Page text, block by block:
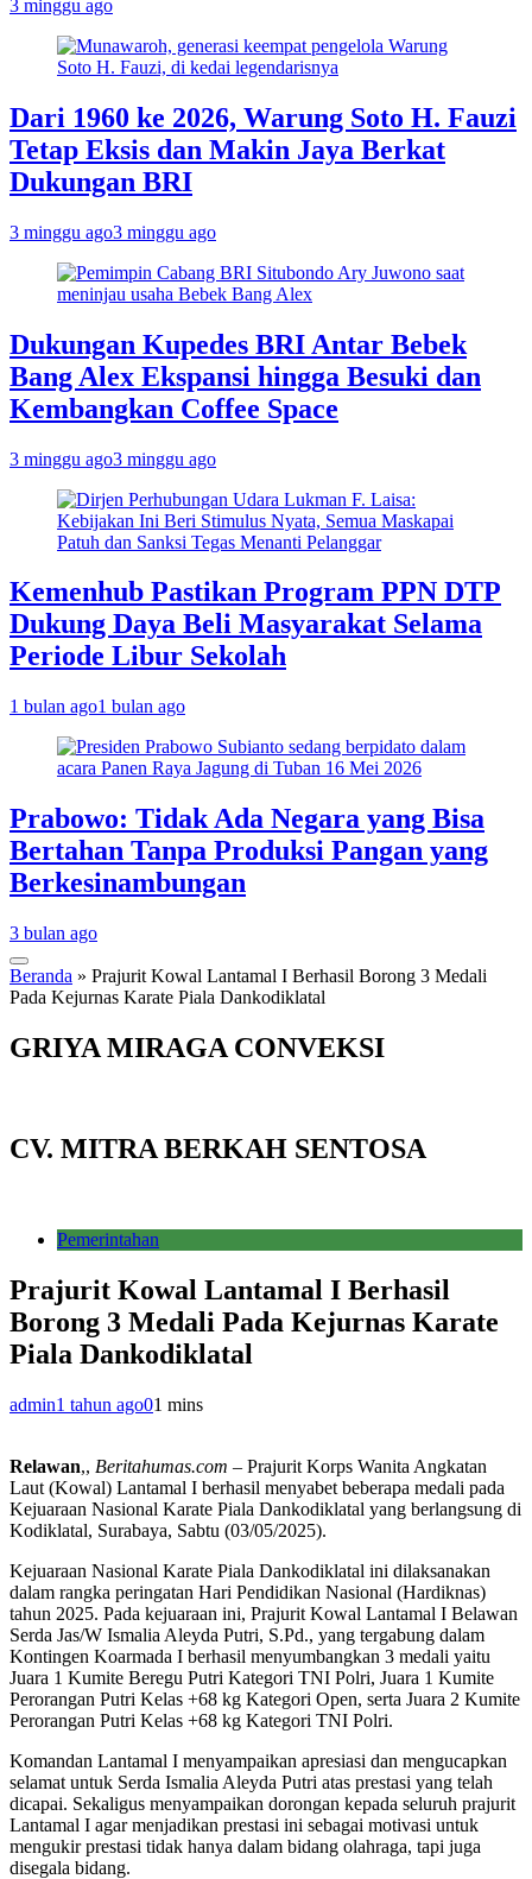
3 minggu ago
Dari 1960 ke 2026, Warung Soto H. Fauzi
Tetap Eksis dan Makin Jaya Berkat
Dukungan BRI
3 minggu ago3 minggu ago
Dukungan Kupedes BRI Antar Bebek
Bang Alex Ekspansi hingga Besuki dan
Kembangkan Coffee Space
3 minggu ago3 minggu ago
Kemenhub Pastikan Program PPN DTP
Dukung Daya Beli Masyarakat Selama
Periode Libur Sekolah
1 bulan ago1 bulan ago
Prabowo: Tidak Ada Negara yang Bisa
Bertahan Tanpa Produksi Pangan yang
Berkesinambungan
3 bulan ago
Beranda » Prajurit Kowal Lantamal I Berhasil Borong 3 Medali
Pada Kejurnas Karate Piala Dankodiklatal
GRIYA MIRAGA CONVEKSI
CV. MITRA BERKAH SENTOSA
Pemerintahan
Prajurit Kowal Lantamal I Berhasil
Borong 3 Medali Pada Kejurnas Karate
Piala Dankodiklatal
admin1 tahun ago01 mins
Relawan,, Beritahumas.com – Prajurit Korps Wanita Angkatan
Laut (Kowal) Lantamal I berhasil menyabet beberapa medali pada
Kejuaraan Nasional Karate Piala Dankodiklatal yang berlangsung di
Kodiklatal, Surabaya, Sabtu (03/05/2025).
Kejuaraan Nasional Karate Piala Dankodiklatal ini dilaksanakan
dalam rangka peringatan Hari Pendidikan Nasional (Hardiknas)
tahun 2025. Pada kejuaraan ini, Prajurit Kowal Lantamal I Belawan
Serda Jas/W Ismalia Aleyda Putri, S.Pd., yang tergabung dalam
Kontingen Koarmada I berhasil menyumbangkan 3 medali yaitu
Juara 1 Kumite Beregu Putri Kategori TNI Polri, Juara 1 Kumite
Perorangan Putri Kelas +68 kg Kategori Open, serta Juara 2 Kumite
Perorangan Putri Kelas +68 kg Kategori TNI Polri.
Komandan Lantamal I menyampaikan apresiasi dan mengucapkan
selamat untuk Serda Ismalia Aleyda Putri atas prestasi yang telah
dicapai. Sekaligus menyampaikan dorongan kepada seluruh prajurit
Lantamal I agar menjadikan prestasi ini sebagai motivasi untuk
mengukir prestasi tidak hanya dalam bidang olahraga, tapi juga
disegala bidang.